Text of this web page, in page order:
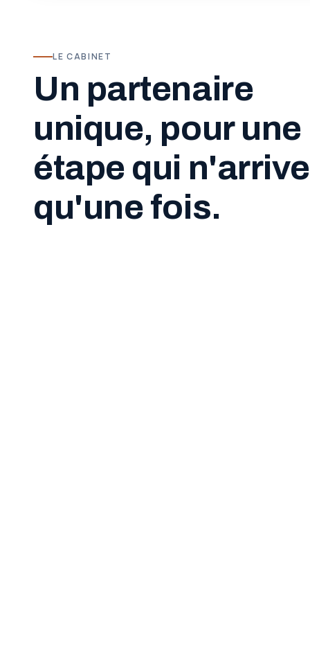
LE CABINET
Un partenaire
unique, pour une
étape qui n'arrive
qu'une fois.